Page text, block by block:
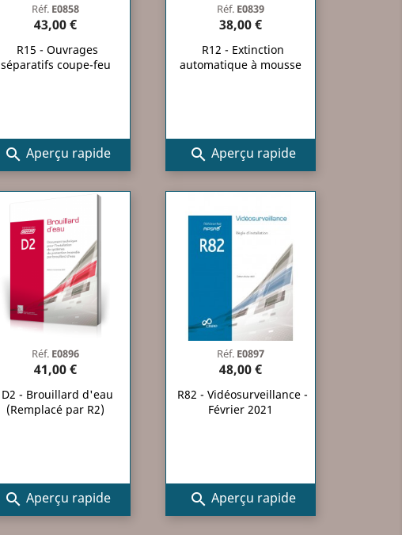
Réf. E0858
43,00 €
R15 - Ouvrages
séparatifs coupe-feu
 Aperçu rapide
Réf. E0839
38,00 €
R12 - Extinction
automatique à mousse
 Aperçu rapide
Réf. E0896
41,00 €
D2 - Brouillard d'eau
(Remplacé par R2)
 Aperçu rapide
Réf. E0897
48,00 €
R82 - Vidéosurveillance -
Février 2021
 Aperçu rapide